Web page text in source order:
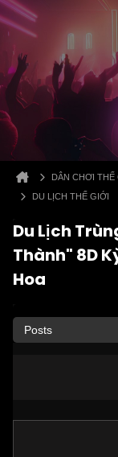
DÂN CHƠI
DU LỊCH THẾ GIỚI
Du Lịch
Thành" 8D
Hoa